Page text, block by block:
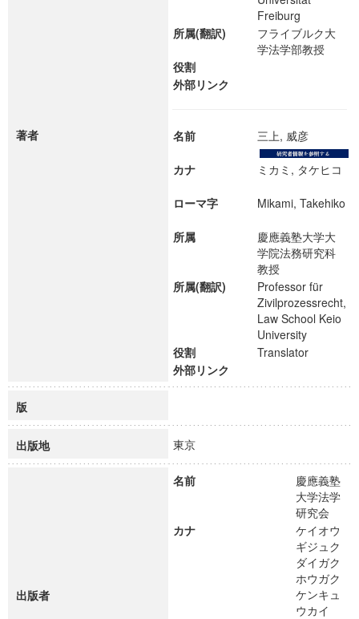
著者
Freiburg
所属(翻訳)
フライブルク大
学法学部教授
役割
外部リンク
名前 三上, 威彦
カナ ミカミ, タケヒコ
ローマ字 Mikami, Takehiko
所属
慶應義塾大学大
学院法務研究科
教授
所属(翻訳)
Professor für
Zivilprozessrecht,
Law School Keio
University
役割
Translator
外部リンク
版
出版地 東京
出版者
名前
慶應義塾
大学法学
研究会
カナ
ケイオウ
ギジュク
ダイガク
ホウガク
ケンキュ
ウカイ